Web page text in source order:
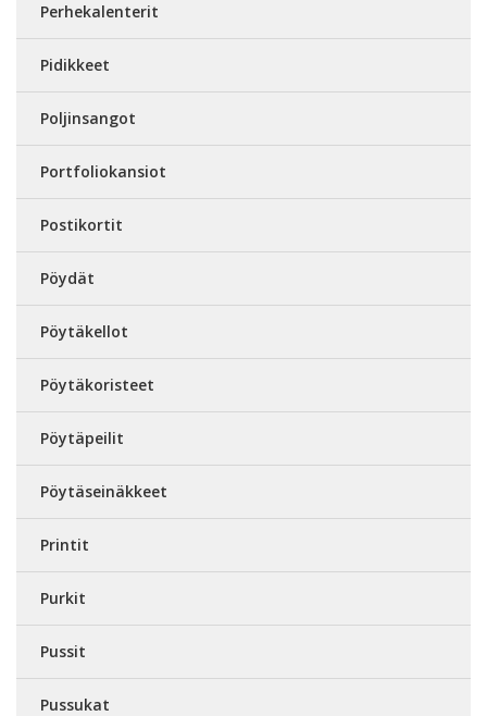
Perhekalenterit
Pidikkeet
Poljinsangot
Portfoliokansiot
Postikortit
Pöydät
Pöytäkellot
Pöytäkoristeet
Pöytäpeilit
Pöytäseinäkkeet
Printit
Purkit
Pussit
Pussukat